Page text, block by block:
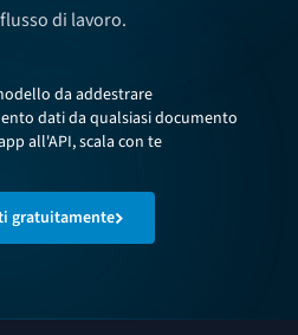
di lavoro.
da addestrare
dati da qualsiasi documento
all'API, scala con te
gratuitamente